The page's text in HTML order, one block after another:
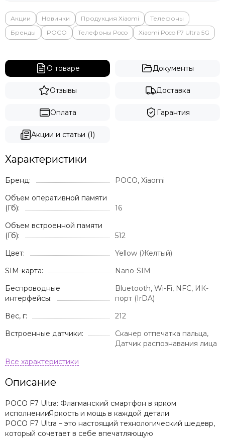
Акции Новинки Продукция Xiaomi
Телефоны
Бренды
POCO Телефоны Poco Xiaomi Poco F7 Ultra 5G
О товаре Документы
Отзывы Доставка
Оплата Гарантия
Акции и статьи (1)
Характеристики
Бренд:
POCO, Xiaomi
Объем оперативной памяти
(Гб):
16
Объем встроенной памяти
(Гб):
512
Цвет:
Yellow (Желтый)
SIM-карта:
Nano-SIM
Беспроводные
интерфейсы:
Bluetooth, Wi-Fi, NFC, ИК-
порт (IrDA)
Вес, г:
212
Встроенные датчики:
Сканер отпечатка пальца,
Датчик распознавания лица
Описание
POCO F7 Ultra: Флагманский смартфон в ярком
исполненииЯркость и мощь в каждой детали
POCO F7 Ultra – это настоящий технологический шедевр,
который сочетает в себе впечатляющую